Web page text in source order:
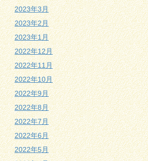
2023年3月
2023年2月
2023年1月
2022年12月
2022年11月
2022年10月
2022年9月
2022年8月
2022年7月
2022年6月
2022年5月